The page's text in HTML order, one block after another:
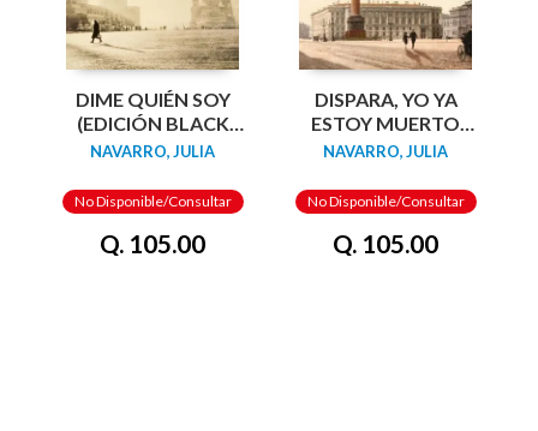
DIME QUIÉN SOY
(EDICIÓN BLACK
FRIDAY)
NAVARRO, JULIA
No Disponible/Consultar
Q. 105.00
DISPARA, YO YA
ESTOY MUERTO
(EDICIÓN LIMITADA
NAVARRO, JULIA
No Disponible/Consultar
Q. 105.00